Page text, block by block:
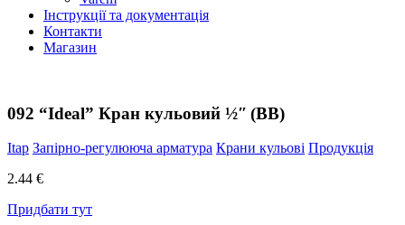
Інструкції та документація
Контакти
Магазин
092 “Ideal” Кран кульовий ½ʺ (ВВ)
Itap Запірно-регулююча арматура Крани кульові Продукція
2.44 €
Придбати тут